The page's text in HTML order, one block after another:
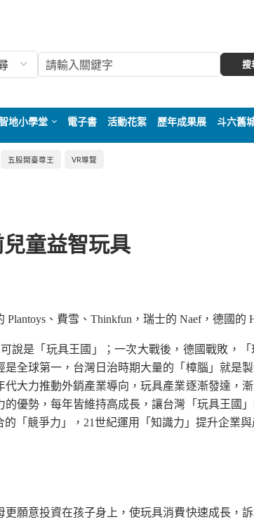
搜
地小學堂 電子書 活動花絮 歷年成果展 斗六舊
五股開臺尊王 VR導覽
兒童益智玩具
、費雪、Thinkfun，瑞士的 Naef，德國的
說是「玩具王國」；一次大戰後，德國戰敗，
全球第一，台灣日治時期大量的「樟腦」就是
大力推動外銷產業導向，玩具產業逐漸發達，
優勢，每年皆維持高成長，讓台灣「玩具王國
「競爭力」，21世紀運用「知識力」提升企業與
願意投資在孩子身上，使玩具消費快速成長，